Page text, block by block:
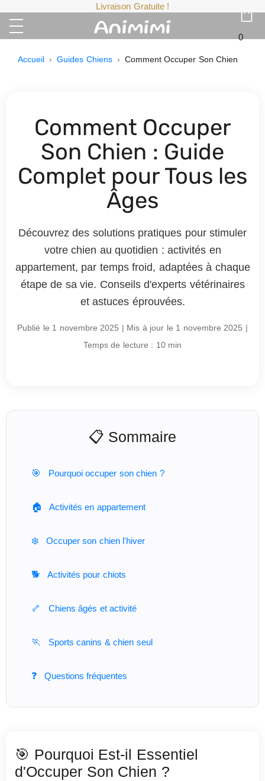
Livraison Gratuite !
0
Accueil › Guides Chiens › Comment Occuper Son Chien
Comment Occuper
Son Chien : Guide
Complet pour Tous les
Âges
Découvrez des solutions pratiques pour stimuler
votre chien au quotidien : activités en
appartement, par temps froid, adaptées à chaque
étape de sa vie. Conseils d'experts vétérinaires
et astuces éprouvées.
Publié le 1 novembre 2025 | Mis à jour le 1 novembre 2025 |
Temps de lecture : 10 min
📋 Sommaire
🎯 Pourquoi occuper son chien ?
🏠 Activités en appartement
❄️ Occuper son chien l'hiver
🐕 Activités pour chiots
🦴 Chiens âgés et activité
🏃 Sports canins & chien seul
❓ Questions fréquentes
🎯 Pourquoi Est-il Essentiel
d'Occuper Son Chien ?